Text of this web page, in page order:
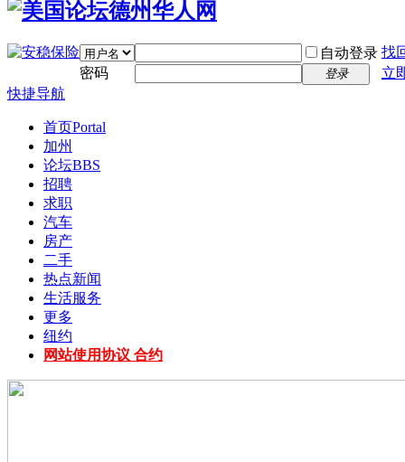
自动登录 找
密码
登录
立
快捷导航
首页Portal
加州
论坛BBS
招聘
求职
汽车
房产
二手
热点新闻
生活服务
更多
纽约
网站使用协议 合约